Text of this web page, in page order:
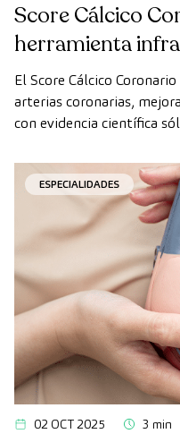
Score Cálcico
herramienta
cambiar nuestra
infarto
El Score Cálcico
arterias coronarias,
con evidencia científica
ESPECIALIDADES
02 OCT 2025 3 min